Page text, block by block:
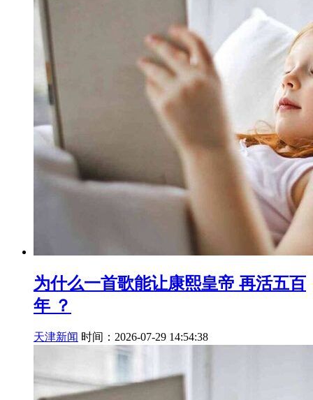
为什么一首歌能让康熙皇帝 再活五百
年 ？
天津新闻 时间：2026-07-29 14:54:38